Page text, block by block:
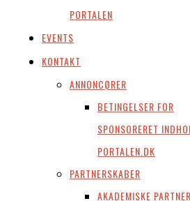
PORTALEN
EVENTS
KONTAKT
ANNONCØRER
BETINGELSER FOR
SPONSORERET
PORTALEN.DK
PARTNERSKABER
AKADEMISKE